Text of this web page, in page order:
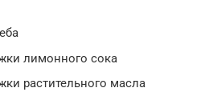
лимонного сока
растительного масла